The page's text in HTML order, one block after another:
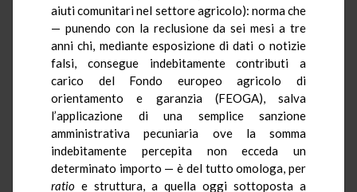
aiuti comunitari nel settore agricolo): norma che
— punendo con la reclusione da sei mesi a tre
anni chi, mediante esposizione di dati o notizie
falsi, consegue indebitamente contributi a
carico del Fondo europeo agricolo di
orientamento e garanzia (FEOGA), salva
l’applicazione di una semplice sanzione
amministrativa pecuniaria ove la somma
indebitamente percepita non ecceda un
determinato importo — è del tutto omologa, per
ratio e struttura, a quella oggi sottoposta a